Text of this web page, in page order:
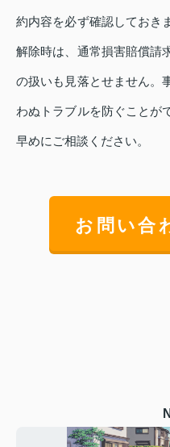
約内容を必ず確認しておき
解除時は、通常損害賠償請
の扱いも見落とせません。
わぬトラブルを防ぐことが
早めにご相談ください。
お問い合